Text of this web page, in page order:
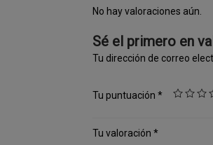
No hay valoraciones aún.
Sé el primero en
Tu dirección de correo
Tu puntuación *
Tu valoración *